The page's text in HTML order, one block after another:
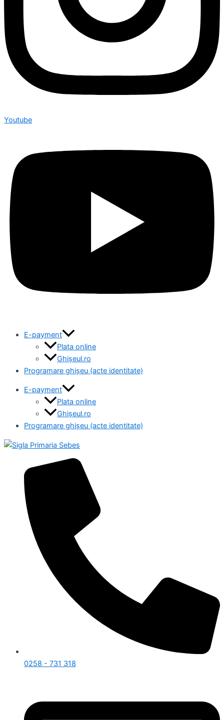
Youtube
E-payment
Plata online
Ghișeul.ro
Programare ghișeu (acte identitate)
E-payment
Plata online
Ghișeul.ro
Programare ghișeu (acte identitate)
0258 - 731 318